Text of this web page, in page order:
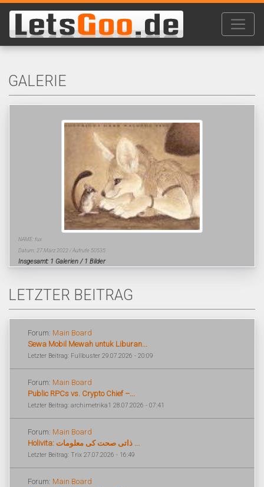
GALERIE
NAME: fux
Datum: 27.März 2022 / Aufrufe 50535
Insgesamt: 1 Galerien / 1 Bilder
LETZTER BEITRAG
Forum: Main Board
Sewa Mobil Mewah untuk Liburan...
Letzter Beitrag: Fullbuster 29.07.2026 - 20:09
Forum: Main Board
Public RPCs vs. Crypto Chief –...
Letzter Beitrag: archimetrika1 28.07.2026 - 07:41
Forum: Main Board
Holivita: ذاتی صحت کی معلومات ...
Letzter Beitrag: Trix 27.07.2026 - 16:49
Forum: Main Board